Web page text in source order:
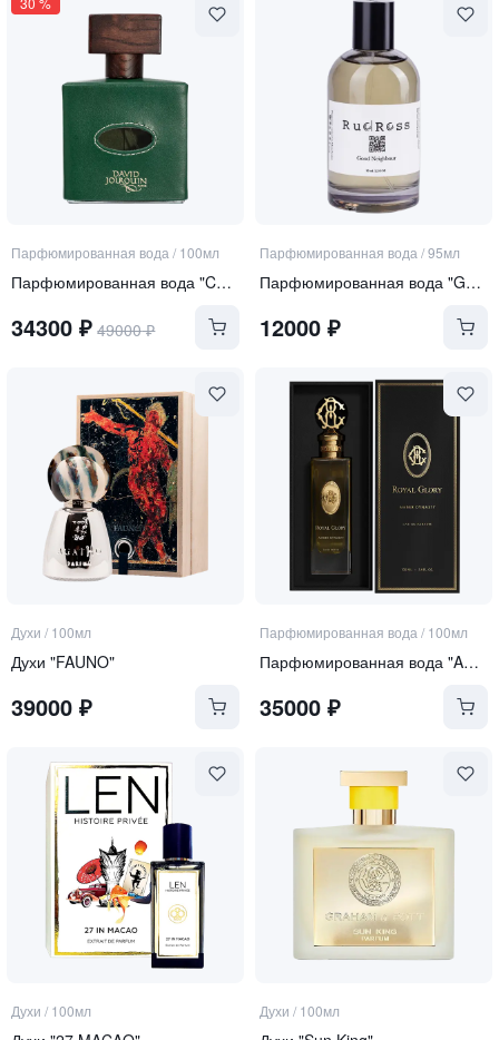
Парфюмированная вода / 100мл
Парфюмированная вода "Cuir d'Eden"
34300 ₽ 49000₽
Парфюмированная вода /95мл
Парфюмированная вода "GOOD NEIGHBOUR"
12000₽
Духи / 100мл
Духи "FAUNO"
39000 ₽
Парфюмированная вода / 100мл
Парфюмированная вода "AMBER DYNASTY"
35000₽
Духи / 100мл Духи / 100мл